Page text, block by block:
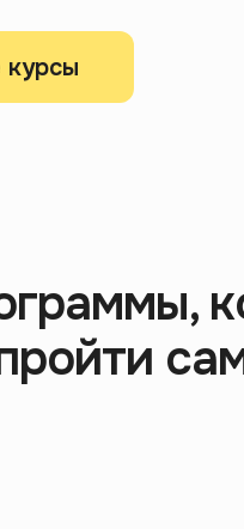
курсы